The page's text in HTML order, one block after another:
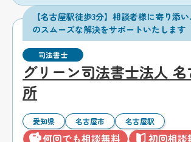
【名古屋駅徒歩3分】相談者様に寄り添
のスムーズな解決をサポートいたします
司法書士
グリーン司法書士法人
所
愛知県 名古屋市 名古屋駅
何回でも相談無料 初回相談